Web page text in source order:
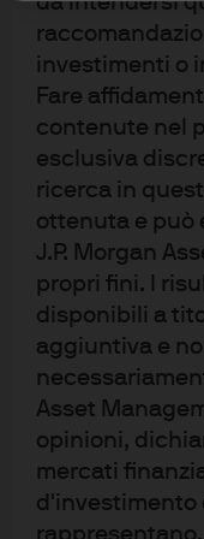
investimenti o
Fare
contenute nel
esclusiva
ricerca in
ottenuta e può
J.P. Morgan
propri fini. I
disponibili a
aggiuntiva e
Asset
opinioni,
mercati
d'investimento
Regolamento
ottemperati nel
possano essere
per conto di altri
limitano l'impatto
Dalle indicazioni
risulta che gli
società di gestione
investimenti in
partire dal 1°
Pertanto, riteniamo
debbano attenersi
(applicabili alle
di cartolarizzazioni